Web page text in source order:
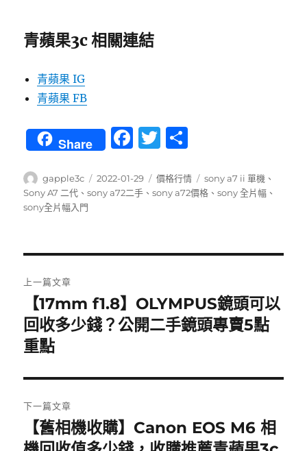
青蘋果3c 相關連結
青蘋果 IG
青蘋果 FB
Share
F
c
e
o
k
T
it
te
作
者
gapple3c
發
佈
2022-01-29
分
類
價格行情
標
籤
sony a7 ii 單機 、
Sony A7 二代 、sony a72二手 、sony a72價格 、sony 全片幅 、
sony全片幅入門
章
導
覽
上一篇文章
一
篇
章:
【17mm f1.8】OLYMPUS鏡頭可以
回收多少錢？公開二手鏡頭專賣5點
重點
下一篇文章
一
【舊相機收購】Canon EOS M6 相